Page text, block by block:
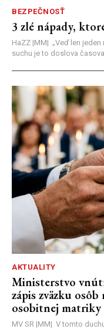
BEZPEČNOSŤ
3 zlé nápady,
HaZZ |MM| ​„Veď len
suchu je to doslova
AKTUALITY
Ministerstvo
zápis zväzku
osobitnej matriky
MV SR |MM| V tomto